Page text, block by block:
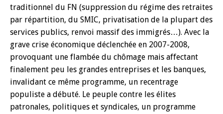
traditionnel du FN (suppression du régime des retraites
par répartition, du SMIC, privatisation de la plupart des
services publics, renvoi massif des immigrés…). Avec la
grave crise économique déclenchée en 2007-2008,
provoquant une flambée du chômage mais affectant
finalement peu les grandes entreprises et les banques,
invalidant ce même programme, un recentrage
populiste a débuté. Le peuple contre les élites
patronales, politiques et syndicales, un programme